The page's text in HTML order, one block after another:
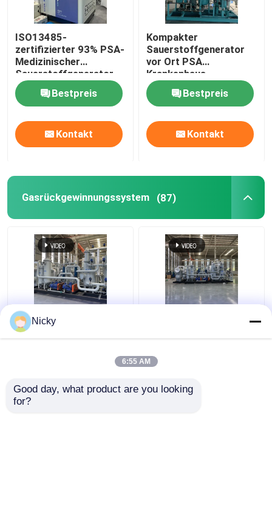
ISO13485-
zertifizierter 93% PSA-
Medizinischer
Sauerstoffgenerator
mit Füllstation
Bestpreis
Kontakt
Kompakter
Sauerstoffgenerator
vor Ort PSA
Krankenhaus
Sauerstoffgenerator
Ölfrei
Bestpreis
Kontakt
Gasrückgewinnungssystem (87)
Niederdruck-
Explosionssicherheitsgasrückgewinnungssystem
hoher Reinheit Einfache
Installation
Nicky
6:55 AM
Good day, what product are you looking
for?